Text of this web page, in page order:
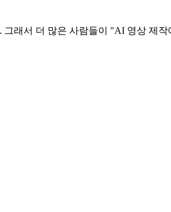
래서 더 많은 사람들이 "AI 영상 제작